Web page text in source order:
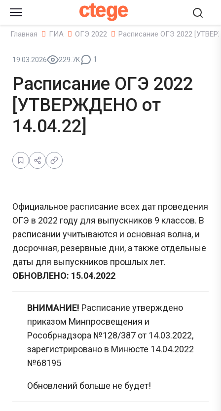
ctege
Главная ГИА ОГЭ 2022 Расписание ОГЭ 2022
19.03.2026 229.7K 1
Расписание ОГЭ 2022
[УТВЕРЖДЕНО от
14.04.22]
Официальное расписание всех дат проведения
ОГЭ в 2022 году для выпускников 9 классов. В
расписании учитываются и основная волна, и
досрочная, резервные дни, а также отдельные
даты для выпускников прошлых лет.
ОБНОВЛЕНО: 15.04.2022
ВНИМАНИЕ! Расписание утверждено
приказом Минпросвещения и
Рособрнадзора №128/387 от 14.03.2022,
зарегистрировано в Минюсте 14.04.2022
№68195
Обновлений больше не будет!